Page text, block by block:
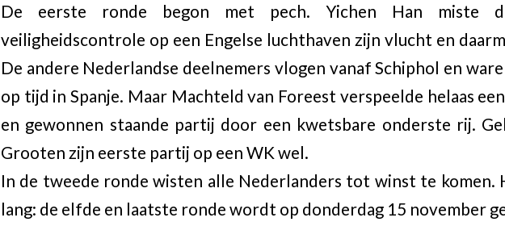
De eerste ronde begon met pech. Yichen Han miste
veiligheidscontrole op een Engelse luchthaven zijn vlucht en
De andere Nederlandse deelnemers vlogen vanaf Schiphol en
op tijd in Spanje. Maar Machteld van Foreest verspeelde helaas
en gewonnen staande partij door een kwetsbare onderste rij.
Grooten zijn eerste partij op een WK wel.
In de tweede ronde wisten alle Nederlanders tot winst te komen.
lang: de elfde en laatste ronde wordt op donderdag 15 november